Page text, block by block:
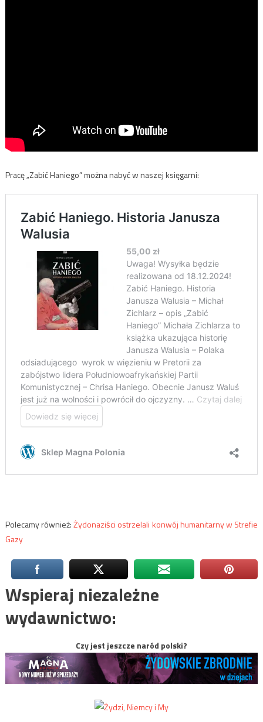
Pracę „Zabić Haniego” można nabyć w naszej księgarni:
Polecamy również:Żydonaziści ostrzelali konwój humanitarny w Strefie
Gazy
Wspieraj niezależne
wydawnictwo:
Czy jest jeszcze naród polski?